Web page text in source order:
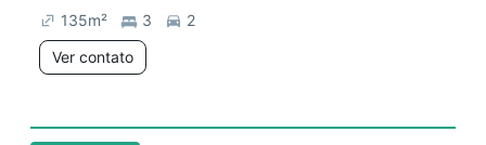
135m² 3
2
Ver contato